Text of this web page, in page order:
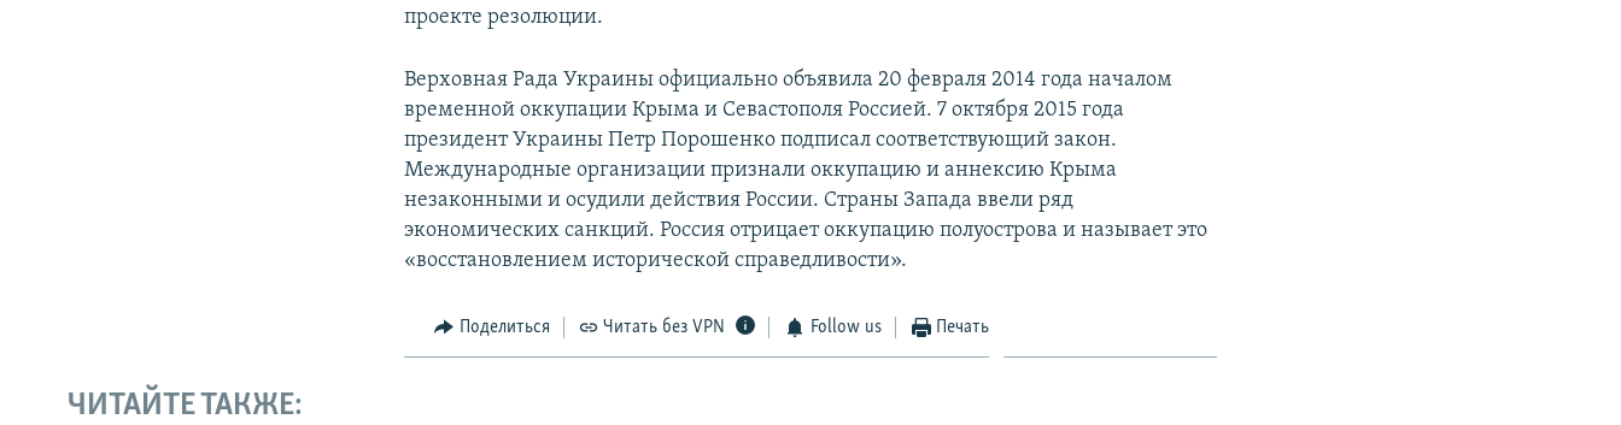
проекте резолюции.
Верховная Рада Украины официально объявила 20 февраля 2014 года началом
временной оккупации Крыма и Севастополя Россией. 7 октября 2015 года
президент Украины Петр Порошенко подписал соответствующий закон.
Международные организации признали оккупацию и аннексию Крыма
незаконными и осудили действия России. Страны Запада ввели ряд
экономических санкций. Россия отрицает оккупацию полуострова и называет это
«восстановлением исторической справедливости».
Поделиться Читать без VPN Follow us Печать
ЧИТАЙТЕ ТАКЖЕ: